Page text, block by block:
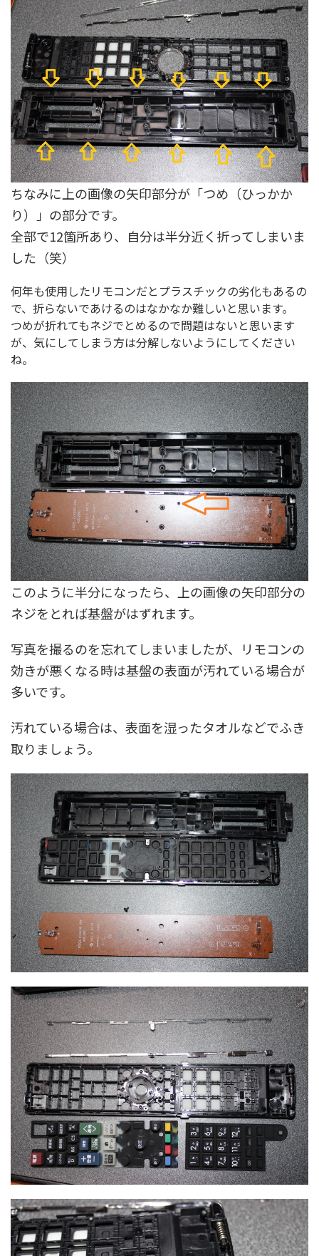
ちなみに上の画像の矢印部分が「つめ（ひっかか
り）」の部分です。
全部で12箇所あり、自分は半分近く折ってしまいま
した（笑）
何年も使用したリモコンだとプラスチックの劣化もあるの
で、折らないであけるのはなかなか難しいと思います。
つめが折れてもネジでとめるので問題はないと思います
が、気にしてしまう方は分解しないようにしてください
ね。
このように半分になったら、上の画像の矢印部分の
ネジをとれば基盤がはずれます。
写真を撮るのを忘れてしまいましたが、
リモコンの
効きが悪くなる時は基盤の表面が汚れている場合が
多いです。
汚れている場合は、表面を湿ったタオルなどでふき
取りましょう。